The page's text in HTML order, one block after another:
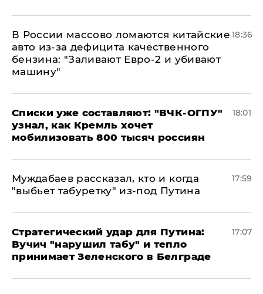
В России массово ломаются китайские
авто из-за дефицита качественного
бензина: "Заливают Евро-2 и убивают
машину"
18:36
Списки уже составляют: "ВЧК-ОГПУ"
узнал, как Кремль хочет
мобилизовать 800 тысяч россиян
18:01
Муждабаев рассказал, кто и когда
"выбьет табуретку" из-под Путина
17:59
Стратегический удар для Путина:
Вучич "нарушил табу" и тепло
принимает Зеленского в Белграде
17:07